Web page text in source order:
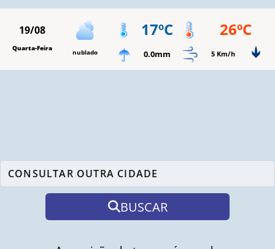
19/08
Quarta-Feira nublado
17ºC 26ºC
0.0mm 5 Km/h
BUSCAR